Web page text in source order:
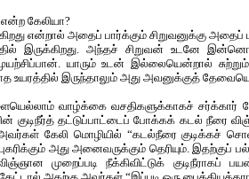
கேலியா?
என்றால் அதைப் பார்க்கும் சிறுவனுக்கு
இருக்கிறது. அந்தச் சிறுவன் உடனே
யாரும் உடன் இல்லையென்றால்
உயரத்தில் இருந்தாலும் அது அவனுக்குத்
வாழ்க்கை வசதிகளுக்காகச்
குடிநீர்த் தட்டுப்பாட்டைப் போக்கக் கடல் நீரை
கேலி மொழியில் “கடல்நீரை குடிக்கச்
அது அனைவருக்கும் தெரியும். இதற்குப்
முறைப்படி நீக்கிவிட்டுக் குடிநீராகப்